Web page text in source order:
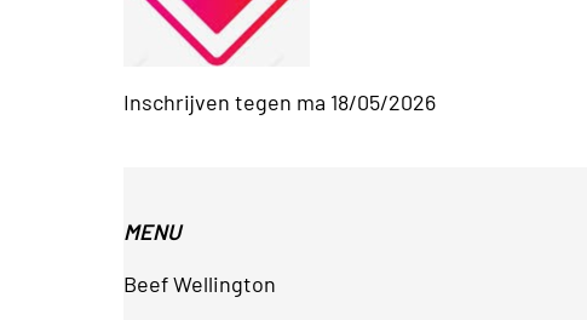
Inschrijven tegen ma 18/05/2026
MENU
Beef Wellington